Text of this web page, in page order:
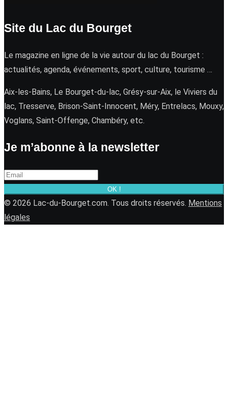
Site du Lac du Bourget
Le magazine en ligne de la vie autour du lac du Bourget :
actualités, agenda, événements, sport, culture, tourisme …
Aix-les-Bains, Le Bourget-du-lac, Grésy-sur-Aix, le Viviers du
lac, Tresserve, Brison-Saint-Innocent, Méry, Entrelacs, Mouxy,
Voglans, Saint-Offenge, Chambéry, etc.
Je m’abonne à la newsletter
OK !
© 2026 Lac-du-Bourget.com. Tous droits réservés. Mentions
légales